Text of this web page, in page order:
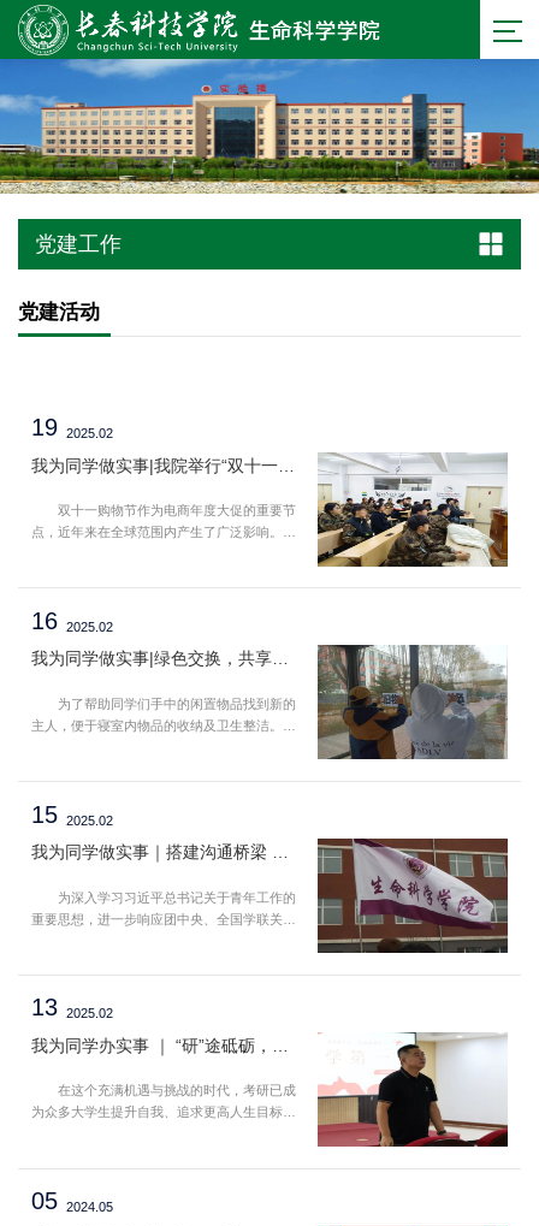
党建工作
党建活动
19 2025.02
我为同学做实事|我院举行“双十一法律科普”活动
双十一购物节作为电商年度大促的重要节
点，近年来在全球范围内产生了广泛影响。然
进行规范和解决。...
16 2025.02
我为同学做实事|绿色交换，共享美好——我院开展“校园中的温暖传递”主题活动
为了帮助同学们手中的闲置物品找到新的
主人，便于寝室内物品的收纳及卫生整洁。我
收获到意想不到的惊喜。...
15 2025.02
为深入学习习近平总书记关于青年工作的
重要思想，进一步响应团中央、全国学联关于
围，生命科学学院积极响应校团委号召，...
13 2025.02
在这个充满机遇与挑战的时代，考研已成
为众多大学生提升自我、追求更高人生目标的
讲座邀请专业考研辅导教师王老师，...
05 2024.05